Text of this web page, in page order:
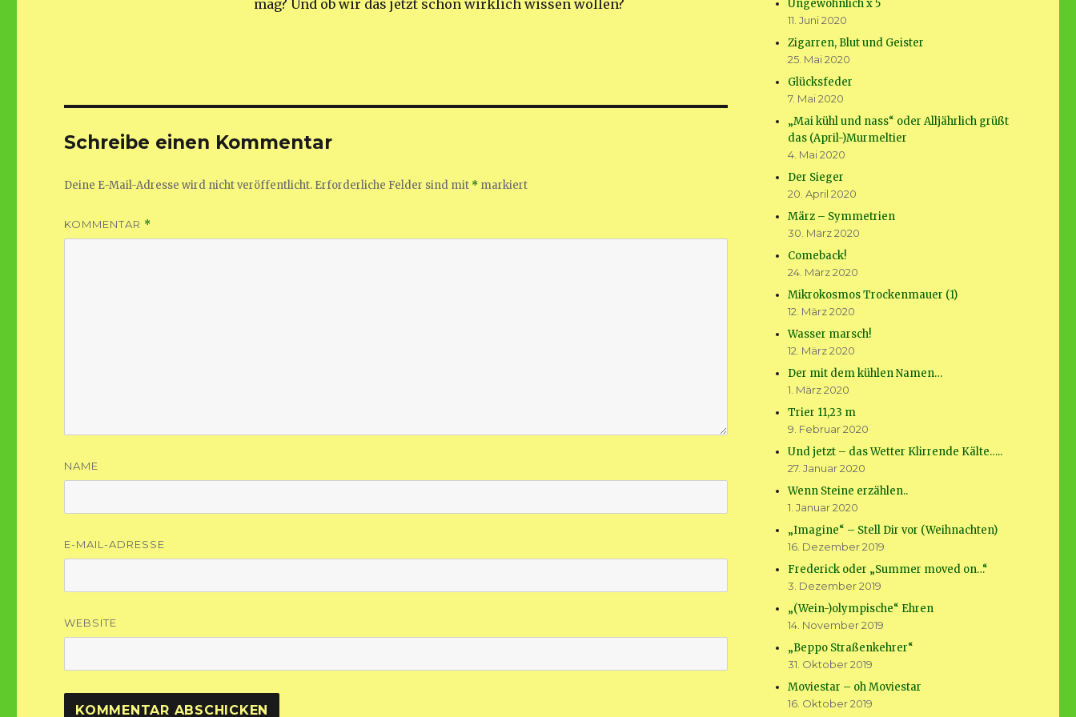
mag? Und ob wir das jetzt schon wirklich wissen wollen?
Schreibe einen Kommentar
Deine E-Mail-Adresse wird nicht veröffentlicht. Erforderliche Felder sind mit * markiert
KOMMENTAR *
NAME
E-MAIL-ADRESSE
WEBSITE
Ungewöhnlich x 5
11. Juni 2020
Zigarren, Blut und Geister
25. Mai 2020
Glücksfeder
7. Mai 2020
„Mai kühl und nass“ oder Alljährlich grüßt
das (April-)Murmeltier
4. Mai 2020
Der Sieger
20. April 2020
März – Symmetrien
30. März 2020
Comeback!
24. März 2020
Mikrokosmos Trockenmauer (1)
12. März 2020
Wasser marsch!
12. März 2020
Der mit dem kühlen Namen…
1. März 2020
Trier 11,23 m
9. Februar 2020
Und jetzt – das Wetter Klirrende Kälte…..
27. Januar 2020
Wenn Steine erzählen..
1. Januar 2020
„Imagine“ – Stell Dir vor (Weihnachten)
16. Dezember 2019
Frederick oder „Summer moved on…“
3. Dezember 2019
„(Wein-)olympische“ Ehren
14. November 2019
„Beppo Straßenkehrer“
31. Oktober 2019
Moviestar – oh Moviestar
16. Oktober 2019